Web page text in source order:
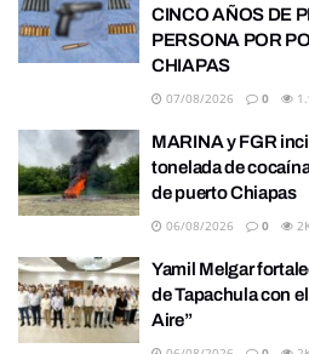
CINCO AÑOS DE
PERSONA POR
CHIAPAS
07/08/2026 0
MARINA y FGR
tonelada de
de puerto Chiapas
06/08/2026 0
Yamil Melgar
de Tapachula con
Aire”